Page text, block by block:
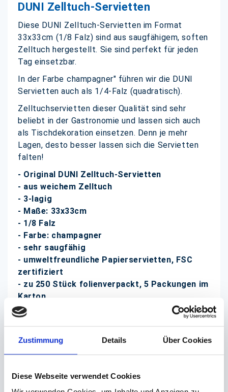
Zustimmung Details Über Cookies
Diese Webseite verwendet Cookies
DUNI Zelltuch-Servietten
Diese DUNI Zelltuch-Servietten im Format
33x33cm (1/8 Falz) sind aus saugfähigem, soften
Zelltuch hergestellt. Sie sind perfekt für jeden
Tag einsetzbar.
In der Farbe champagner" führen wir die DUNI
Servietten auch als 1/4-Falz (quadratisch).
Zelltuchservietten dieser Qualität sind sehr
beliebt in der Gastronomie und lassen sich auch
als Tischdekoration einsetzen. Denn je mehr
Lagen, desto besser lassen sich die Servietten
falten!
- Original DUNI Zelltuch-Servietten
- aus weichem Zelltuch
- 3-lagig
- Maße: 33x33cm
- 1/8 Falz
- Farbe: champagner
- sehr saugfähig
- umweltfreundliche Papierservietten, FSC
zertifiziert
- zu 250 Stück folienverpackt, 5 Packungen im
Karton
DUNI Zelltuch-Servietten finden Sie bei uns in
vielen verschiedenen Farben und Formaten zu
günstigen Preisen!
(Abb. ähnlich, ggf. ohne Dekoration; die Farben
das Produkt selber)